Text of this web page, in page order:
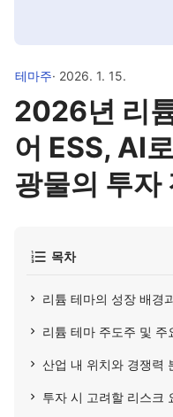
테마주· 2026. 1. 15.
2026년 리
어 ESS, AI
광물의 투자
목차
리튬 테마의 성장 배경
리튬 테마 주도주 및 주
산업 내 위치와 경쟁력
투자 시 고려할 리스크